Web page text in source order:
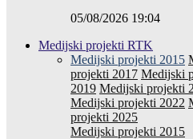
05/08/2026 19:04
Medijski projekti RTK
Medijski projekti 2015
projekti 2017 Medijski
2019 Medijski projekti
Medijski projekti 2022
projekti 2025
Medijski projekti 2015